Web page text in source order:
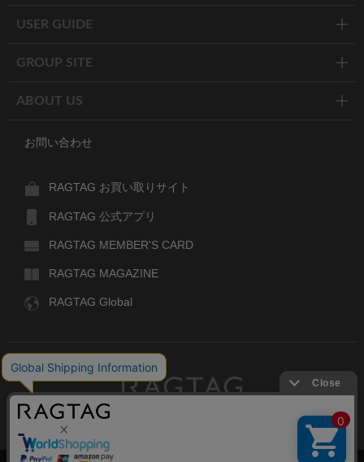
USER GUIDE
GROUP SITE
ABOUT US
お問い合わせ
RAGTAG お買い取りサイト
RAGTAG 公式アプリ
RAGTAG MEMBER'S CARD
RAGTAG MAGAZINE
RAGTAG Global
デザイナーズブランドのユーズド・セレクトショップ